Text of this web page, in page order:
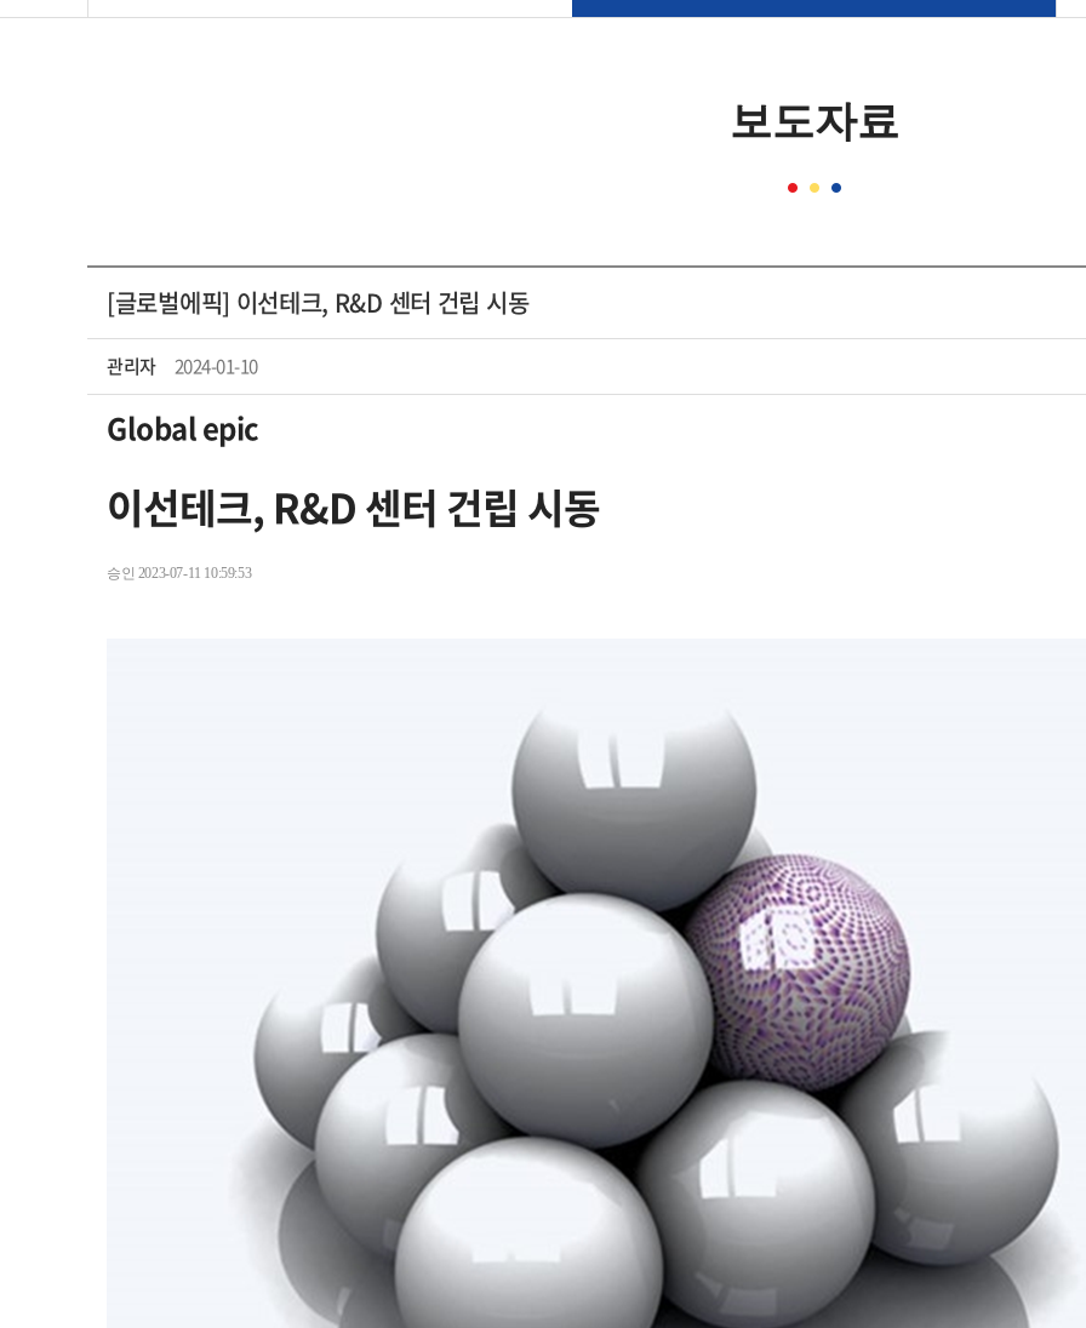
보도자료
[글로벌에픽] 이선테크, R&D 센터 건립 시동
관리자 2024-01-10
Global epic
이선테크, R&D센터 건립 시동
승인 2023-07-11 10:59:53